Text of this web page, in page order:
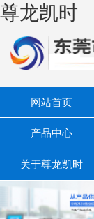
尊龙凯时
网站首页
产品中心
关于尊龙凯时
联系尊龙凯时